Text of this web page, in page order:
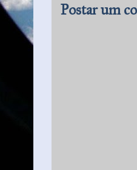
Postar um